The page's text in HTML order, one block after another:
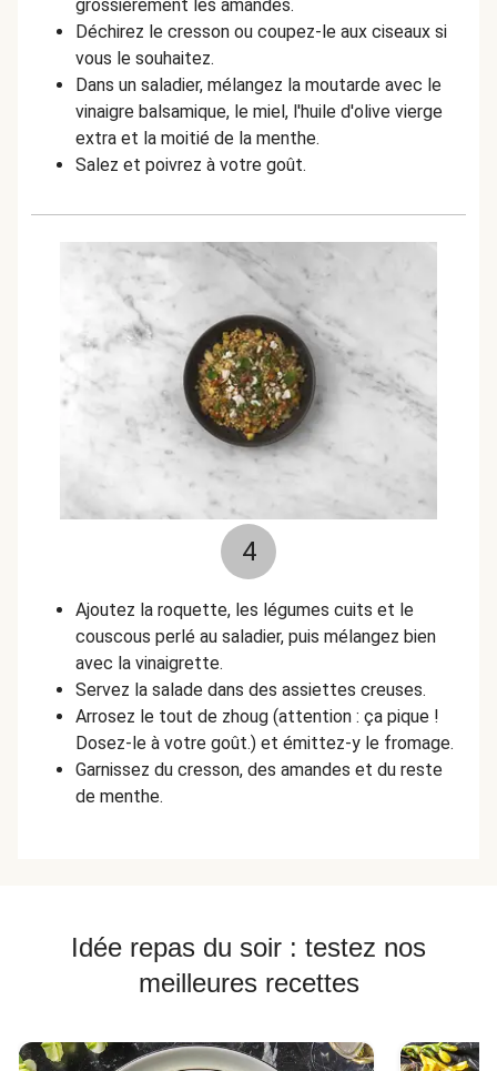
grossièrement les amandes.
Déchirez le cresson ou coupez-le aux ciseaux si
vous le souhaitez.
Dans un saladier, mélangez la moutarde avec le
vinaigre balsamique, le miel, l'huile d'olive vierge
extra et la moitié de la menthe.
Salez et poivrez à votre goût.
4
Ajoutez la roquette, les légumes cuits et le
couscous perlé au saladier, puis mélangez bien
avec la vinaigrette.
Servez la salade dans des assiettes creuses.
Arrosez le tout de zhoug (attention : ça pique !
Dosez-le à votre goût.) et émittez-y le fromage.
Garnissez du cresson, des amandes et du reste
de menthe.
Idée repas du soir : testez nos
meilleures recettes